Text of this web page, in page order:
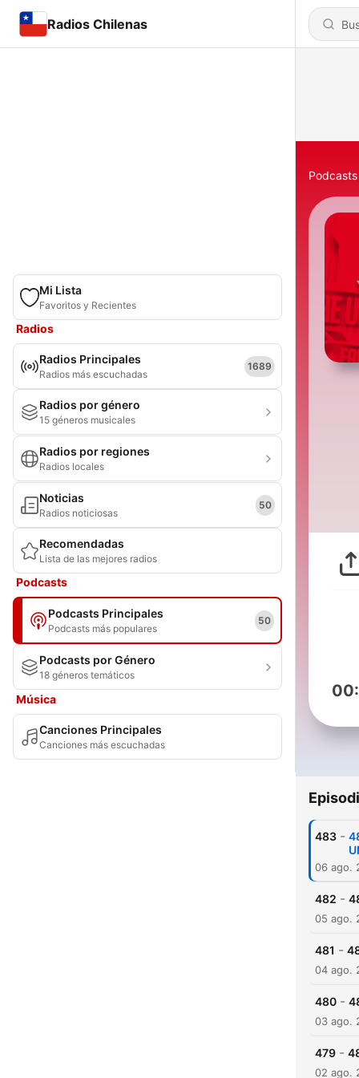
Radios Chilenas
Mi Lista
Favoritos y Recientes
Radios
Radios Principales
Radios más escuchadas
1689
Radios por género
15 géneros musicales
Radios por regiones
Radios locales
Noticias
Radios noticiosas
50
Recomendadas
Lista de las mejores radios
Podcasts
Podcasts Principales
Podcasts más populares
50
Podcasts por Género
18 géneros temáticos
Música
Canciones Principales
Canciones más escuchadas
Podcasts
483 -
06 ago.
482 -
05 ago.
481 -
04 ago.
480 -
03 ago.
479 -
02 ago.